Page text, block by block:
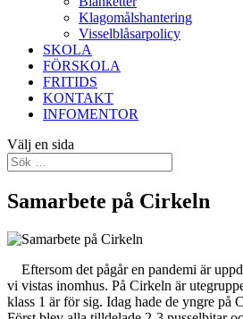
Klagomålshantering
Visselblåsarpolicy
SKOLA
FÖRSKOLA
FRITIDS
KONTAKT
INFOMENTOR
Välj en sida
Samarbete på Cirkeln
Eftersom det pågår en pandemi är
vi vistas inomhus. På Cirkeln är
klass 1 är för sig. Idag hade de yngre på